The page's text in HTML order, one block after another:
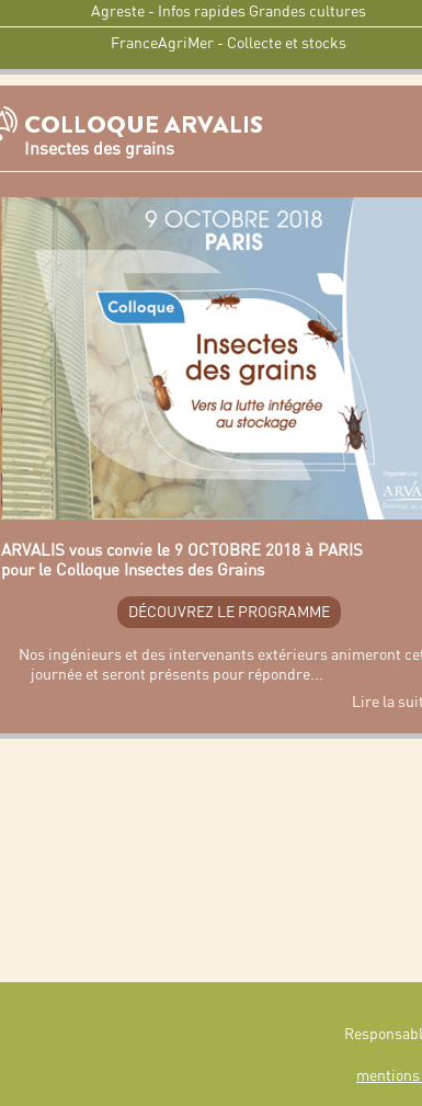
Agreste - Infos rapides Grandes cultures
FranceAgriMer - Collecte et stocks
COLLOQUE ARVALIS
Insectes des grains
ARVALIS vous convie le 9 OCTOBRE 2018 à PARIS
pour le Colloque Insectes des Grains
DÉCOUVREZ LE PROGRAMME
Nos ingénieurs et des intervenants extérieurs animeront
journée et seront présents pour répondre...
Lire la